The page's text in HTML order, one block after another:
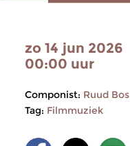
zo 14 jun 2026
00:00 uur
Componist: Ruud Bos
Tag: Filmmuziek